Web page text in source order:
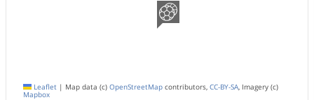
Leaflet | Map data (c) OpenStreetMap contributors, CC-BY-SA, Imagery (c)
Mapbox